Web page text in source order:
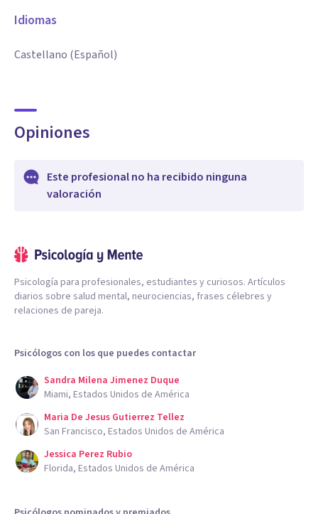
Idiomas
Castellano (Español)
Opiniones
Este profesional no ha recibido ninguna
valoración
Psicología para profesionales, estudiantes y curiosos. Artículos
diarios sobre salud mental, neurociencias, frases célebres y
relaciones de pareja.
Psicólogos con los que puedes contactar
Sandra Milena Jimenez Duque
Miami, Estados Unidos de América
Maria De Jesus Gutierrez Tellez
San Francisco, Estados Unidos de América
Jessica Perez Rubio
Florida, Estados Unidos de América